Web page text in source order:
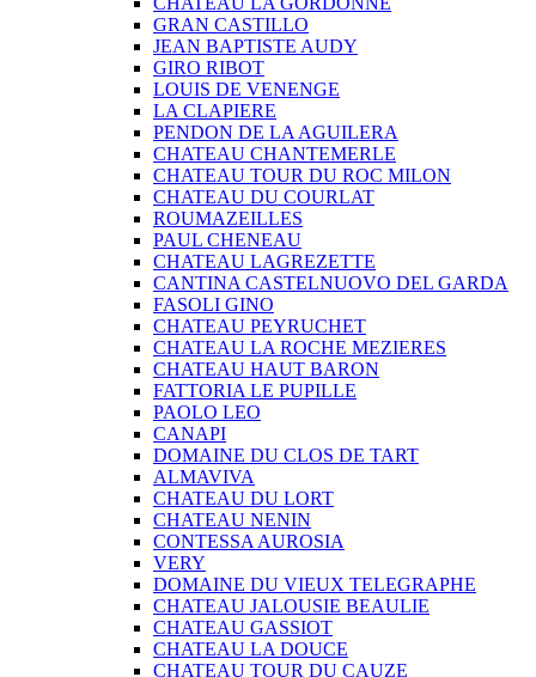
GRAN CASTILLO
JEAN BAPTISTE AUDY
GIRO RIBOT
LOUIS DE VENENGE
LA CLAPIERE
PENDON DE LA AGUILERA
CHATEAU CHANTEMERLE
CHATEAU TOUR DU ROC MILON
CHATEAU DU COURLAT
ROUMAZEILLES
PAUL CHENEAU
CHATEAU LAGREZETTE
CANTINA CASTELNUOVO DEL GARDA
FASOLI GINO
CHATEAU PEYRUCHET
CHATEAU LA ROCHE MEZIERES
CHATEAU HAUT BARON
FATTORIA LE PUPILLE
PAOLO LEO
CANAPI
DOMAINE DU CLOS DE TART
ALMAVIVA
CHATEAU DU LORT
CHATEAU NENIN
CONTESSA AUROSIA
VERY
DOMAINE DU VIEUX TELEGRAPHE
CHATEAU JALOUSIE BEAULIE
CHATEAU GASSIOT
CHATEAU LA DOUCE
CHATEAU TOUR DU CAUZE